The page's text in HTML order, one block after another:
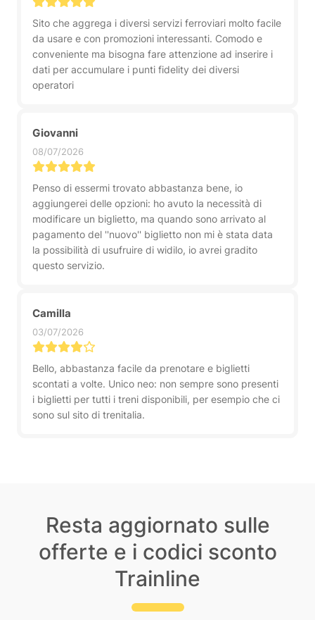
Sito che aggrega i diversi servizi ferroviari molto facile
da usare e con promozioni interessanti. Comodo e
conveniente ma bisogna fare attenzione ad inserire i
dati per accumulare i punti fidelity dei diversi
operatori
Giovanni
08/07/2026
Penso di essermi trovato abbastanza bene, io
aggiungerei delle opzioni: ho avuto la necessità di
modificare un biglietto, ma quando sono arrivato al
pagamento del ''nuovo'' biglietto non mi è stata data
la possibilità di usufruire di widilo, io avrei gradito
questo servizio.
Camilla
03/07/2026
Bello, abbastanza facile da prenotare e biglietti
scontati a volte. Unico neo: non sempre sono presenti
i biglietti per tutti i treni disponibili, per esempio che ci
sono sul sito di trenitalia.
Resta aggiornato sulle
offerte e i codici sconto
Trainline